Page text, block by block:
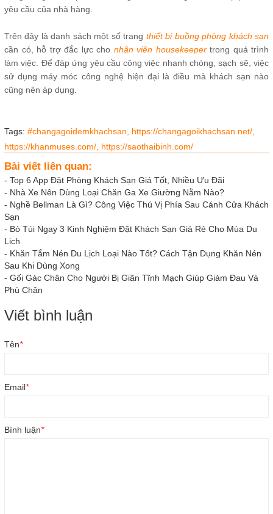
yêu cầu của nhà hàng.
Trên đây là danh sách một số trang thiết bị buồng phòng khách sạn
cần có, hỗ trợ đắc lực cho nhân viên housekeepertrong quá trình
làm việc. Để đáp ứng yêu cầu công việc nhanh chóng, sạch sẽ, việc
sử dụng máy móc công nghệ hiện đại là điều mà khách sạn nào
cũng nên áp dụng.
Tags: #changagoidemkhachsan, https://changagoikhachsan.net/,
https://khanmuses.com/, https://saothaibinh.com/
Bài viết liên quan:
- Top 6 App Đặt Phòng Khách Sạn Giá Tốt, Nhiều Ưu Đãi
- Nhà Xe Nên Dùng Loại Chăn Ga Xe Giường Nằm Nào?
- Nghề Bellman Là Gì? Công Việc Thú Vị Phía Sau Cánh Cửa Khách
Sạn
- Bỏ Túi Ngay 3 Kinh Nghiệm Đặt Khách Sạn Giá Rẻ Cho Mùa Du
Lịch
- Khăn Tắm Nén Du Lịch Loại Nào Tốt? Cách Tận Dụng Khăn Nén
Sau Khi Dùng Xong
- Gối Gác Chân Cho Người Bị Giãn Tĩnh Mạch Giúp Giảm Đau Và
Phù Chân
Viết bình luận
Tên*
Email*
Bình luận*